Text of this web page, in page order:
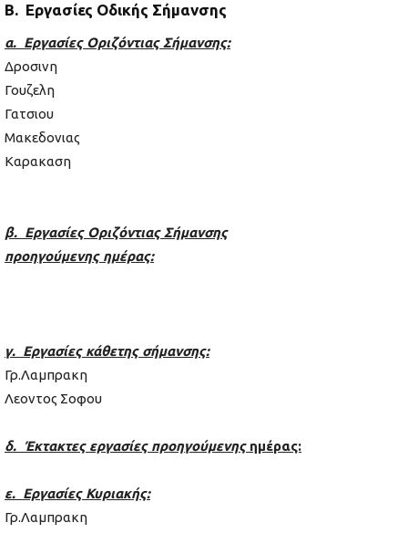
Β. Εργασίες Οδικής Σήμανσης
α. Εργασίες Οριζόντιας Σήμανσης:
Δροσινη
Γουζελη
Γατσιου
Μακεδονιας
Καρακαση
β. Εργασίες Οριζόντιας Σήμανσης
προηγούμενης ημέρας:
γ. Εργασίες κάθετης σήμανσης:
Γρ.Λαμπρακη
Λεοντος Σοφου
δ. Έκτακτες εργασίες προηγούμενηςημέρας:
ε. Εργασίες Κυριακής:
Γρ.Λαμπρακη